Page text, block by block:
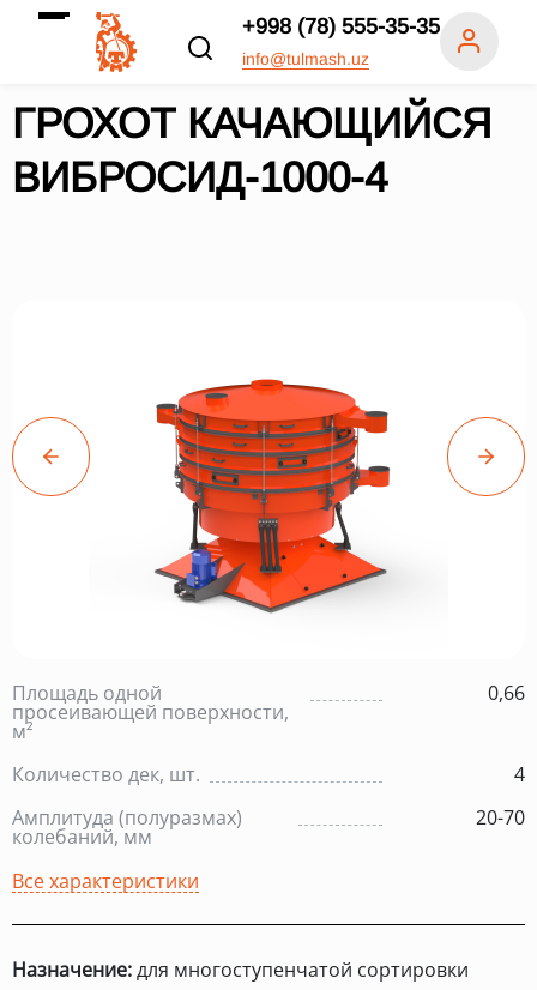
+998 (78) 555-35-35
info@tulmash.uz
ГРОХОТ КАЧАЮЩИЙСЯ
ВИБРОСИД-1000-4
Площадь одной
просеивающей поверхности,
м²
0,66
Количество дек, шт.
4
Амплитуда (полуразмах)
колебаний, мм
20-70
Все характеристики
Назначение:для многоступенчатой сортировки